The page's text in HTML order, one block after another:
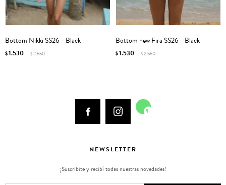
Bottom Nikki SS26 - Black
$1.530 $2.550
Bottom new Fira SS26 - Black
$1.530 $2.550
  
NEWSLETTER
¡Suscribite y recibí todas nuestras novedades!